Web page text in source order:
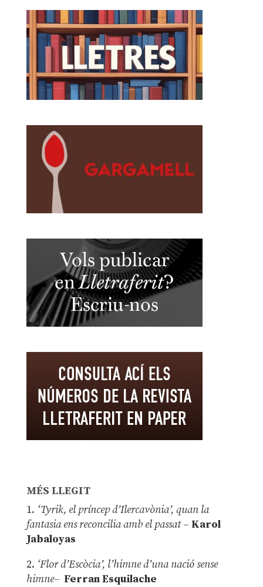
MÉS LLEGIT
1. ‘Tyrik, el príncep d’Ilercavònia’, quan la
fantasia ens reconcilia amb el passat– Karol
Jabaloyas
2. ‘Flor d’Escòcia’, l’himne d’una nació sense
himne– Ferran Esquilache